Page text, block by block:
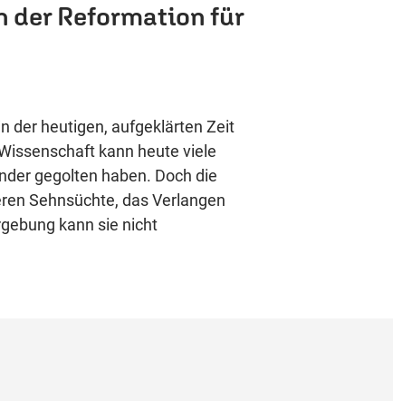
der Reformation für
der heutigen, aufgeklärten Zeit
kann heute viele
gegolten haben. Doch die
Sehnsüchte, das Verlangen
kann sie nicht